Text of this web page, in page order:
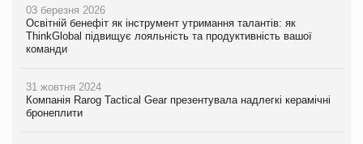
03 березня 2026
Освітній бенефіт як інструмент утримання талантів: як
ThinkGlobal підвищує лояльність та продуктивність вашої
команди
31 жовтня 2024
Компанія Rarog Tactical Gear презентувала надлегкі керамічні
бронеплити